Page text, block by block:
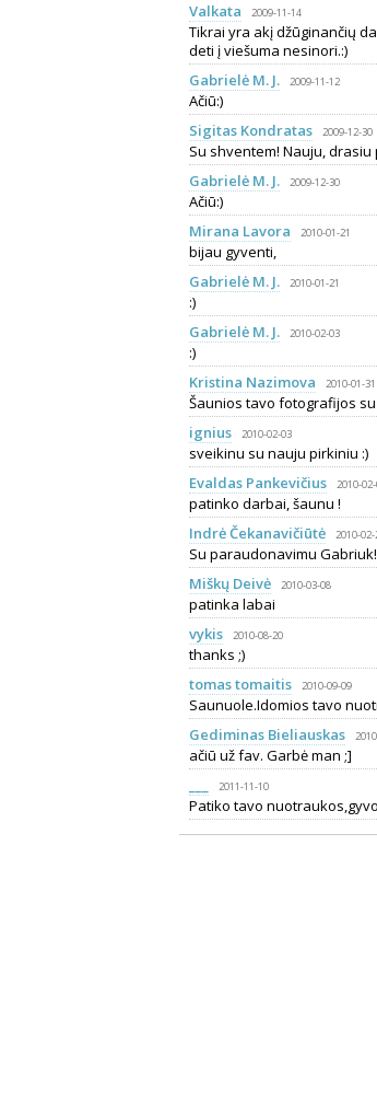
Valkata
2009-11-14
Tikrai yra akį džūginančių
deti į viešuma nesinori.:)
Gabrielė M. J.
2009-11-12
Ačiū:)
Sigitas Kondratas
2009-12-30
Su shventem! Nauju,
Gabrielė M. J.
2009-12-30
Ačiū:)
Mirana Lavora
2010-01-21
bijau gyventi,
Gabrielė M. J.
2010-01-21
:)
Gabrielė M. J.
2010-02-03
:)
Kristina Nazimova
2010-01-31
Šaunios tavo fotografijos su
ignius
2010-02-03
sveikinu su nauju pirkiniu :)
Evaldas Pankevičius
2010-
patinko darbai, šaunu !
Indrė Čekanavičiūtė
2010-02-
Su paraudonavimu
Miškų Deivė
2010-03-08
patinka labai
vykis
2010-08-20
thanks ;)
tomas tomaitis
2010-09-09
Saunuole.Idomios tavo
Gediminas Bieliauskas
ačiū už fav. Garbė man ;]
2011-11-10
Patiko tavo